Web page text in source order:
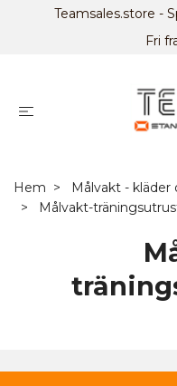
Teamsales.store -
Fri
Hem
Målvakt - kläder
Målvakt-